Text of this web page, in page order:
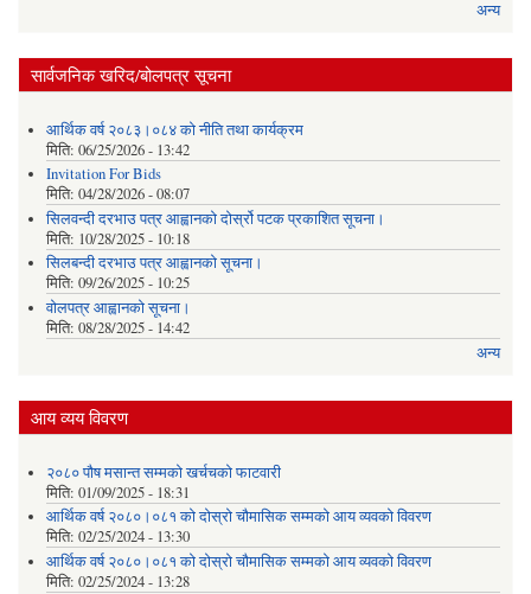
अन्य
सार्वजनिक खरिद/बोलपत्र सूचना
आर्थिक वर्ष २०८३।०८४ को नीति तथा कार्यक्रम
मिति: 06/25/2026 - 13:42
Invitation For Bids
मिति: 04/28/2026 - 08:07
सिलवन्दी दरभाउ पत्र आह्वानको दोर्स्रो पटक प्रकाशित सूचना।
मिति: 10/28/2025 - 10:18
सिलबन्दी दरभाउ पत्र आह्वानको सूचना।
मिति: 09/26/2025 - 10:25
वोलपत्र आह्वानको सूचना।
मिति: 08/28/2025 - 14:42
अन्य
आय व्यय विवरण
२०८० पौष मसान्त सम्मको खर्चचको फाटवारी
मिति: 01/09/2025 - 18:31
आर्थिक वर्ष २०८०।०८१ को दोस्रो चौमासिक सम्मको आय व्यवको विवरण
मिति: 02/25/2024 - 13:30
आर्थिक वर्ष २०८०।०८१ को दोस्रो चौमासिक सम्मको आय व्यवको विवरण
मिति: 02/25/2024 - 13:28